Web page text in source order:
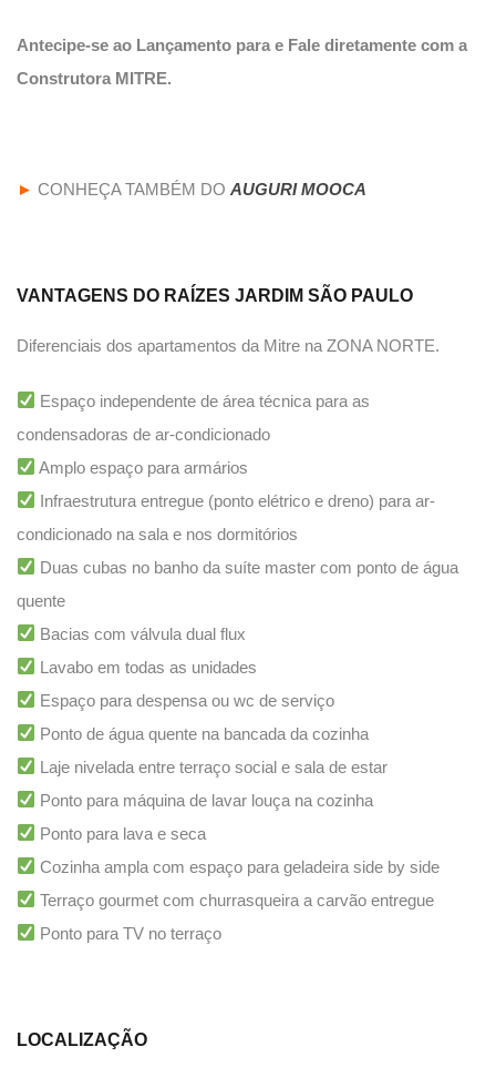
Antecipe-se ao Lançamento para e Fale diretamente com a
Construtora MITRE.
► CONHEÇA TAMBÉM DO AUGURI MOOCA
VANTAGENS DO RAÍZES JARDIM SÃO PAULO
Diferenciais dos apartamentos da Mitre na ZONA NORTE.
Espaço independente de área técnica para as
condensadoras de ar-condicionado
Amplo espaço para armários
Infraestrutura entregue (ponto elétrico e dreno) para ar-
condicionado na sala e nos dormitórios
Duas cubas no banho da suíte master com ponto de água
quente
Bacias com válvula dual flux
Lavabo em todas as unidades
Espaço para despensa ou wc de serviço
Ponto de água quente na bancada da cozinha
Laje nivelada entre terraço social e sala de estar
Ponto para máquina de lavar louça na cozinha
Ponto para lava e seca
Cozinha ampla com espaço para geladeira side by side
Terraço gourmet com churrasqueira a carvão entregue
Ponto para TV no terraço
LOCALIZAÇÃO